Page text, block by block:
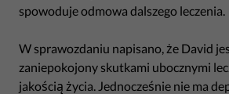
spowoduje odmowa dalszego leczenia.
W sprawozdaniu napisano, że David
zaniepokojony skutkami ubocznymi
jakością życia. Jednocześnie nie ma